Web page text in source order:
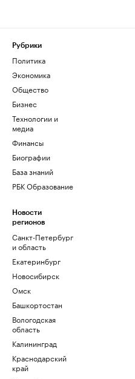
Рубрики
Политика
Экономика
Общество
Бизнес
Технологии и
медиа
Финансы
Биографии
База знаний
РБК Образование
Новости
регионов
Санкт-Петербург
и область
Екатеринбург
Новосибирск
Омск
Башкортостан
Вологодская
область
Калининград
Краснодарский
край